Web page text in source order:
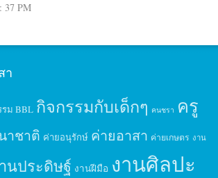
37 PM
า
ม BBL กิจกรรมกับเด็กๆ คนชรา ครู
าชาติ ค่ายอนุรักษ์ ค่ายอาสา ค่ายเกษตร งาน
นประดิษฐ์ งานฝีมือ งานศิลปะ